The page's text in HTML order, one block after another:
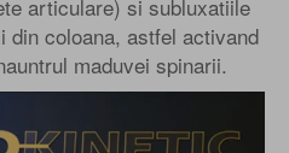
articulare) si subluxatiile
din coloana, astfel activand
maduvei spinarii.